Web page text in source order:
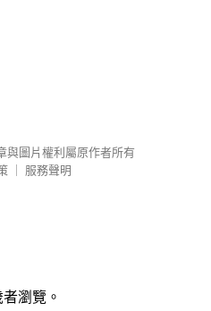
與圖片權利屬原作者所有
服務聲明
瀏覽。